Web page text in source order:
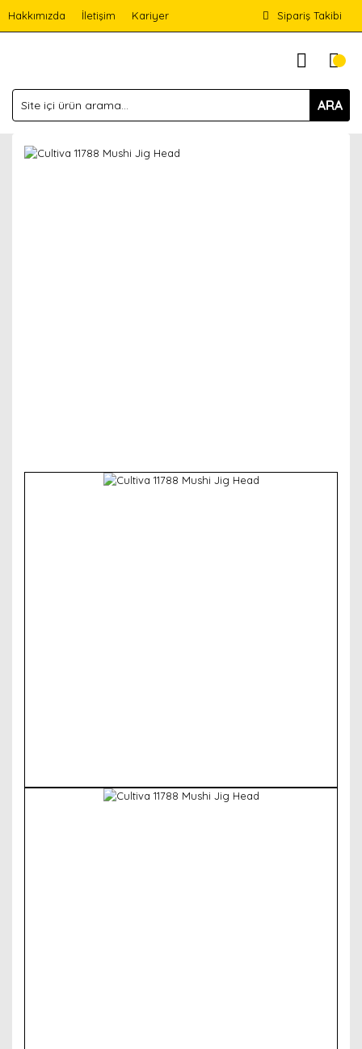
Hakkımızda İletişim Kariyer Sipariş Takibi
ARA